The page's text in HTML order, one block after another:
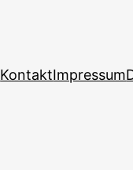
KontaktImpressum